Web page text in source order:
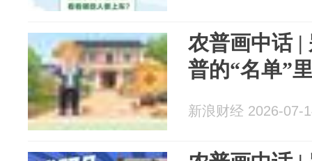
农普画中话 |
普的“名单”
新浪财经 2026-07-